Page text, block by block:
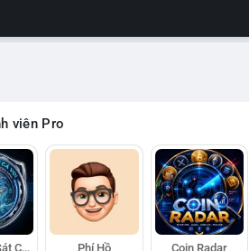
viên Pro
Đội Trinh Sát Cá Voi Phí Hồ Coin Radar